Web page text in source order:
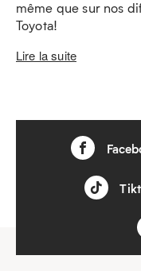
même que sur nos
Toyota!
Lire la suite